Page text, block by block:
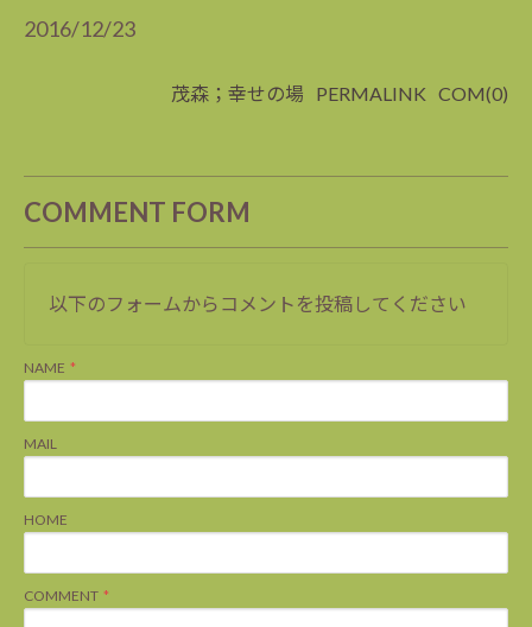
2016/12/23
茂森；幸せの場 PERMALINK COM(0)
COMMENT FORM
以下のフォームからコメントを投稿してください
NAME
MAIL
HOME
COMMENT